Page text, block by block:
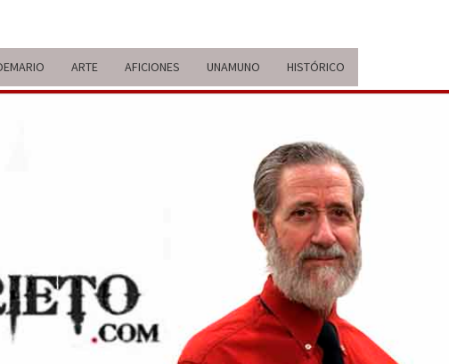
ARTE AFICIONES UNAMUNO HISTÓRICO